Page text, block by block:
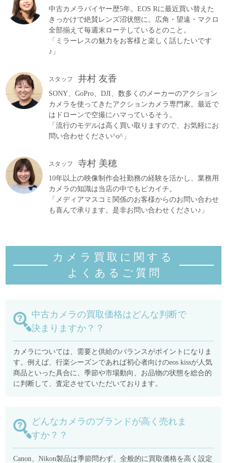
中古カメラバイヤー歴5年。EOS Rに最近買い替えた
きっかけで絶賛レンズ沼状態に。広角・望遠・マクロ
全部揃えて毎週末ローテしているとのこと。
「ミラーレスの魅力をお客様と楽しく話したいです
♪」
スタッフ 井村 友香
SONY、GoPro、DJI、数多くのメーカーのアクション
カメラを使ってきたアクションカメラ専門家。最近で
はドローンで空撮にハマっているそう。
「流行のモデルは高く買い取りますので、お気軽にお
問い合わせください^o^」
スタッフ 寺村 美穂
10年以上の映像制作会社勤務の経験を活かし、業務用
カメラの知識は当店の中でもピカイチ。
「メディアマスコミ関係のお客様からのお問い合わせ
も喜んで承ります。是非お問い合わせください♪」
カメラ買取に関する
よくあるご質 問
中古カメラの買取価格はどんな判断で
決まりますか？？
カメラについては、需要と供給のバランスがポイントになりま
す。例えば、行楽シーズンであれば初心者向けのeos kissが人気
商品といった具合に、季節や市場動向、お品物の状態を総合的
に判断して、査定させていただいております。
どんなカメラのブランドが高く売れま
すか？？
Canon、Nikon製品は季節問わず、全般的に買取価格を高く設定